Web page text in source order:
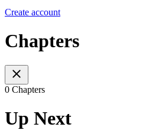
Create account
Chapters
0 Chapters
Up Next